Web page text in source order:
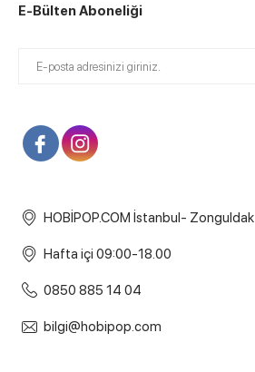
E-Bülten Aboneliği
HOBİPOP.COM İstanbul- Zonguldak
Hafta içi 09:00-18.00
0850 885 14 04
bilgi@hobipop.com